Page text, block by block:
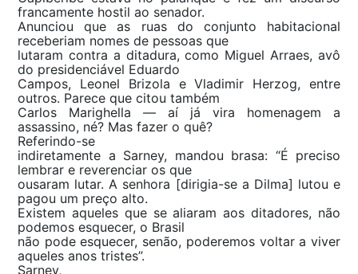
francamente hostil ao senador.
Anunciou que as ruas do conjunto habitacional
receberiam nomes de pessoas que
lutaram contra a ditadura, como Miguel Arraes, avô
do presidenciável Eduardo
Campos, Leonel Brizola e Vladimir Herzog, entre
outros. Parece que citou também
Carlos Marighella — aí já vira homenagem a
assassino, né? Mas fazer o quê?
Referindo-se
indiretamente a Sarney, mandou brasa: “É preciso
lembrar e reverenciar os que
ousaram lutar. A senhora [dirigia-se a Dilma] lutou e
pagou um preço alto.
Existem aqueles que se aliaram aos ditadores, não
podemos esquecer, o Brasil
não pode esquecer, senão, poderemos voltar a viver
aqueles anos tristes”.
Sarney,